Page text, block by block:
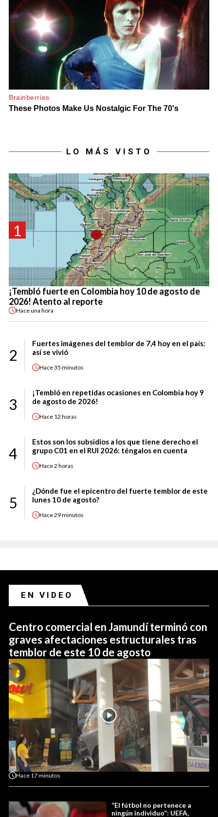
LO MÁS VISTO
1
¡Tembló fuerte en Colombia hoy 10 de agosto de
2026! Atento al reporte
Haceuna hora
2
Fuertes imágenes del temblor de 7,4 hoy en el país:
así se vivió
Hace35 minutos
3
¡Tembló en repetidas ocasiones en Colombia hoy 9
de agosto de 2026!
Hace 12 horas
4
Estos son los subsidios a los que tiene derecho el
grupo C01 en el RUI 2026: téngalos en cuenta
Hace2 horas
5
¿Dónde fue el epicentro del fuerte temblor de este
lunes 10 de agosto?
Hace29 minutos
EN VIDEO
Centro comercial en Jamundí terminó con
graves afectaciones estructurales tras
temblor de este 10 de agosto
Hace 17 minutos
“El fútbol no pertenece a
ningún individuo”: UEFA,